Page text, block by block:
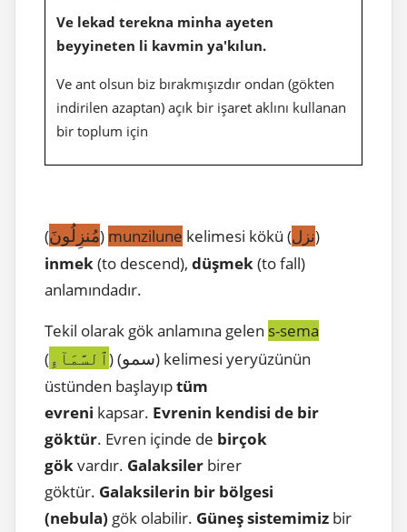
Ve lekad terekna minha ayeten
beyyineten li kavmin ya'kılun.
Ve ant olsun biz bırakmışızdır ondan (gökten
indirilen azaptan) açık bir işaret aklını kullanan
bir toplum için
(مُنزِلُونَ) munzilune kelimesi kökü (نزل)
inmek(to descend), düşmek(to fall)
anlamındadır.
Tekil olarak gök anlamına gelen s-sema
(ٱلسَّمَآءِ) (سمو) kelimesi yeryüzünün
üstünden başlayıptüm
evreni kapsar. Evrenin kendisi de bir
göktür. Evren içinde de birçok
gökvardır. Galaksiler birer
göktür. Galaksilerin bir bölgesi
(nebula) gök olabilir. Güneş sistemimiz bir